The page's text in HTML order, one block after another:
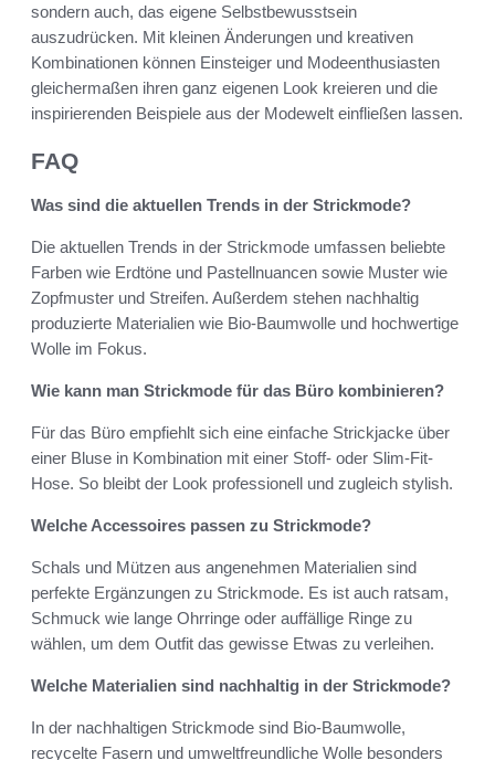
sondern auch, das eigene Selbstbewusstsein
auszudrücken. Mit kleinen Änderungen und kreativen
Kombinationen können Einsteiger und Modeenthusiasten
gleichermaßen ihren ganz eigenen Look kreieren und die
inspirierenden Beispiele aus der Modewelt einfließen lassen.
FAQ
Was sind die aktuellen Trends in der Strickmode?
Die aktuellen Trends in der Strickmode umfassen beliebte
Farben wie Erdtöne und Pastellnuancen sowie Muster wie
Zopfmuster und Streifen. Außerdem stehen nachhaltig
produzierte Materialien wie Bio-Baumwolle und hochwertige
Wolle im Fokus.
Wie kann man Strickmode für das Büro kombinieren?
Für das Büro empfiehlt sich eine einfache Strickjacke über
einer Bluse in Kombination mit einer Stoff- oder Slim-Fit-
Hose. So bleibt der Look professionell und zugleich stylish.
Welche Accessoires passen zu Strickmode?
Schals und Mützen aus angenehmen Materialien sind
perfekte Ergänzungen zu Strickmode. Es ist auch ratsam,
Schmuck wie lange Ohrringe oder auffällige Ringe zu
wählen, um dem Outfit das gewisse Etwas zu verleihen.
Welche Materialien sind nachhaltig in der Strickmode?
In der nachhaltigen Strickmode sind Bio-Baumwolle,
recycelte Fasern und umweltfreundliche Wolle besonders